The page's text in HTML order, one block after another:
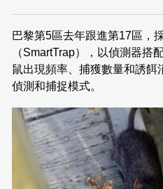
巴黎第5區去年跟進第17區，
（SmartTrap），以偵測器搭
鼠出現頻率、捕獲數量和誘餌
偵測和捕捉模式。